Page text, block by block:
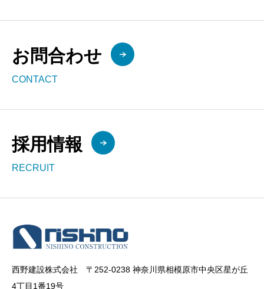
お問合わせ
CONTACT
採用情報
RECRUIT
西野建設株式会社 〒252-0238 神奈川県相模原市中央区星が丘
4丁目1番19号